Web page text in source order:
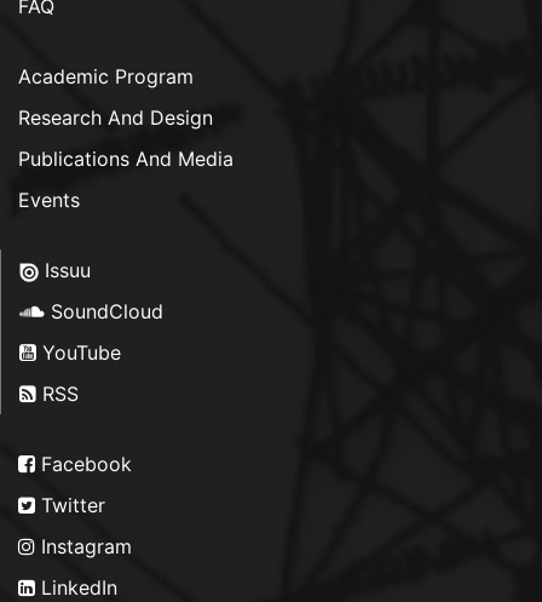
FAQ
Academic Program
Research And Design
Publications And Media
Events
Issuu
SoundCloud
YouTube
RSS
Facebook
Twitter
Instagram
LinkedIn